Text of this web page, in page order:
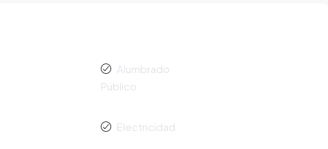
Alumbrado
Público
Electricidad